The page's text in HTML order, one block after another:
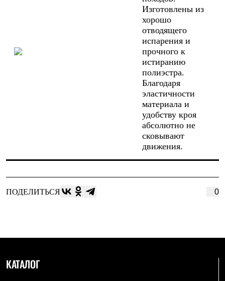
Изготовлены из
хорошо
отводящего
испарения и
прочного к
истиранию
полиэстра.
Благодаря
эластичности
материала и
удобству кроя
абсолютно не
сковывают
движения.
ПОДЕЛИТЬСЯ 0
КАТАЛОГ